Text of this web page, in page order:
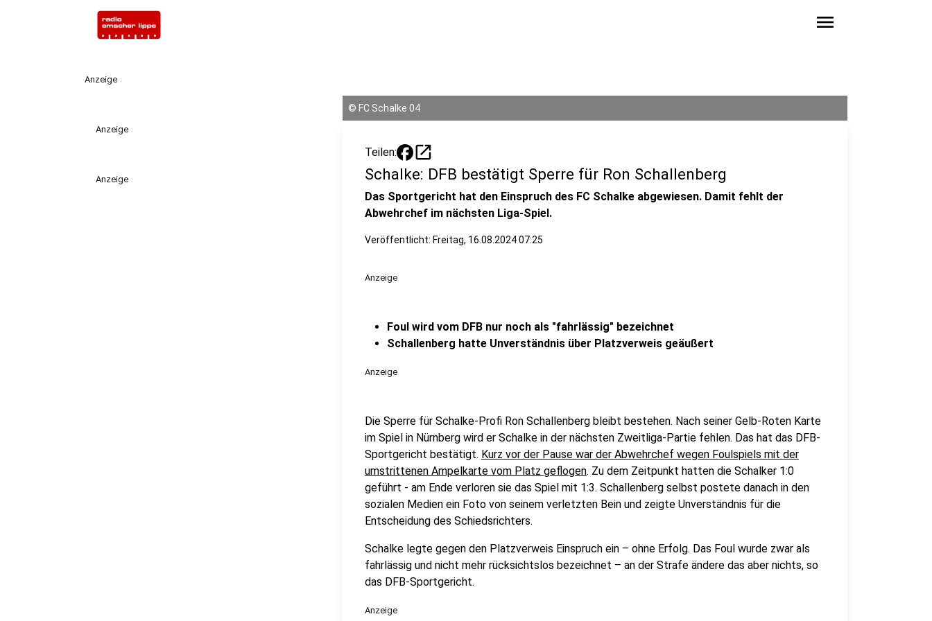
menu
Anzeige
Anzeige
Anzeige
© FC Schalke 04
Teilen: open_in_new
Schalke: DFB bestätigt Sperre für Ron Schallenberg
Das Sportgericht hat den Einspruch des FC Schalke abgewiesen. Damit fehlt der
Abwehrchef im nächsten Liga-Spiel.
Veröffentlicht: Freitag, 16.08.2024 07:25
Anzeige
Foul wird vom DFB nur noch als "fahrlässig" bezeichnet
Schallenberg hatte Unverständnis über Platzverweis geäußert
Anzeige
Die Sperre für Schalke-Profi Ron Schallenberg bleibt bestehen. Nach seiner Gelb-Roten Karte
im Spiel in Nürnberg wird er Schalke in der nächsten Zweitliga-Partie fehlen. Das hat das DFB-
Sportgericht bestätigt. Kurz vor der Pause war der Abwehrchef wegen Foulspiels mit der
umstrittenen Ampelkarte vom Platz geflogen. Zu dem Zeitpunkt hatten die Schalker 1:0
geführt - am Ende verloren sie das Spiel mit 1:3. Schallenberg selbst postete danach in den
sozialen Medien ein Foto von seinem verletzten Bein und zeigte Unverständnis für die
Entscheidung des Schiedsrichters.
Schalke legte gegen den Platzverweis Einspruch ein – ohne Erfolg. Das Foul wurde zwar als
fahrlässig und nicht mehr rücksichtslos bezeichnet – an der Strafe ändere das aber nichts, so
das DFB-Sportgericht.
Anzeige